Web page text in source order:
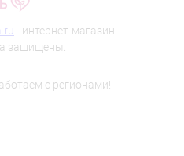
- интернет-магазин
защищены.
с регионами!